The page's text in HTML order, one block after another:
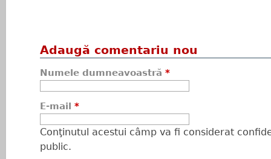
Adaugă comentariu nou
Numele dumneavoastră *
E-mail *
Conţinutul acestui câmp va fi considerat
public.